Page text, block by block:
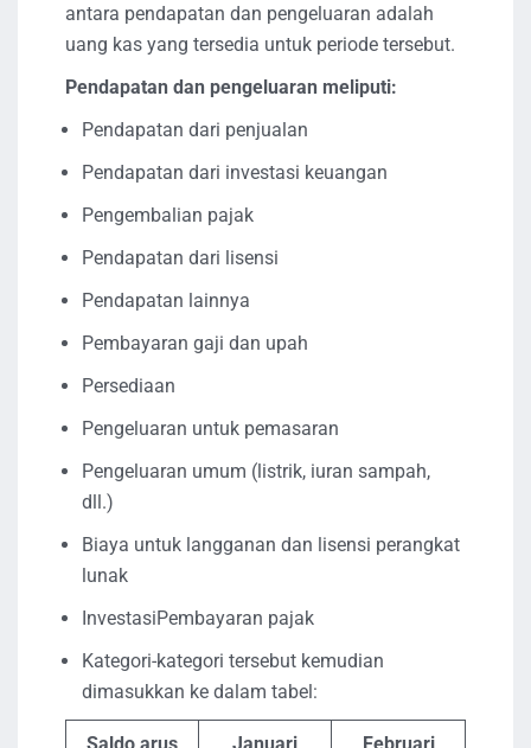
antara pendapatan dan pengeluaran adalah
uang kas yang tersedia untuk periode tersebut.
Pendapatan dan pengeluaran meliputi:
Pendapatan dari penjualan
Pendapatan dari investasi keuangan
Pengembalian pajak
Pendapatan dari lisensi
Pendapatan lainnya
Pembayaran gaji dan upah
Persediaan
Pengeluaran untuk pemasaran
Pengeluaran umum (listrik, iuran sampah,
dll.)
Biaya untuk langganan dan lisensi perangkat
lunak
InvestasiPembayaran pajak
Kategori-kategori tersebut kemudian
dimasukkan ke dalam tabel: